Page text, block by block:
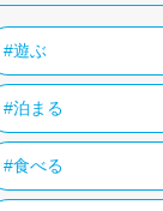
#遊ぶ
#泊まる
#食べる